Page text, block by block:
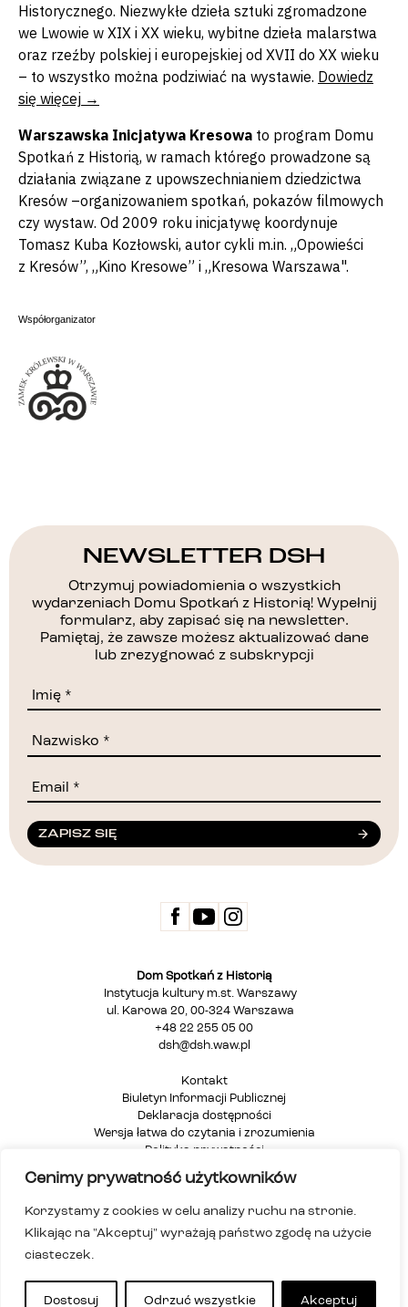
Cenimy prywatność użytkowników
Korzystamy z cookies w celu analizy ruchu na stronie.
Klikając na "Akceptuj" wyrażają państwo zgodę na użycie
ciasteczek.
Dostosuj Odrzuć wszystkie Akceptuj
Historycznego. Niezwykłe dzieła sztuki zgromadzone
we Lwowie w XIX i XX wieku, wybitne dzieła malarstwa
oraz rzeźby polskiej i europejskiej od XVII do XX wieku
– to wszystko można podziwiać na wystawie. Dowiedz
się więcej →
Warszawska Inicjatywa Kresowa to program Domu
Spotkań z Historią, w ramach którego prowadzone są
działania związane z upowszechnianiem dziedzictwa
Kresów –organizowaniem spotkań, pokazów filmowych
czy wystaw. Od 2009 roku inicjatywę koordynuje
Tomasz Kuba Kozłowski, autor cykli m.in. „Opowieści
z Kresów”, „Kino Kresowe” i „Kresowa Warszawa".
Współorganizator
NEWSLETTER DSH
Otrzymuj powiadomienia o wszystkich
wydarzeniach Domu Spotkań z Historią! Wypełnij
formularz, aby zapisać się na newsletter.
Pamiętaj, że zawsze możesz aktualizować dane
lub zrezygnować z subskrypcji
ZAPISZ SIĘ
Dom Spotkań z Historią
Instytucja kultury m.st. Warszawy
ul. Karowa 20, 00-324 Warszawa
+48 22 255 05 00
dsh@dsh.waw.pl
Kontakt
Biuletyn Informacji Publicznej
Deklaracja dostępności
Wersja łatwa do czytania i zrozumienia
Polityka prywatności
Mapa strony